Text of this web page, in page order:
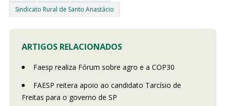
Sindicato Rural de Santo Anastácio
ARTIGOS RELACIONADOS
Faesp realiza Fórum sobre agro e a COP30
FAESP reitera apoio ao candidato Tarcísio de
Freitas para o governo de SP